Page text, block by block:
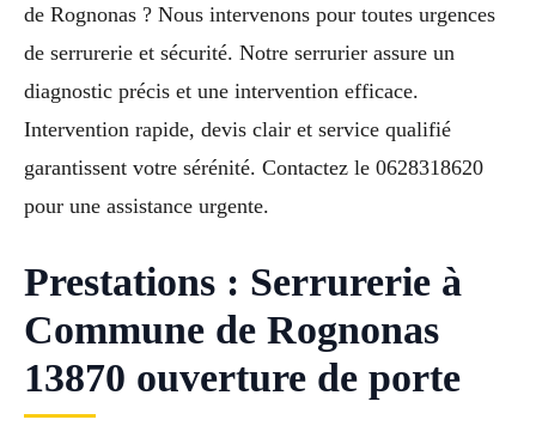
de Rognonas ? Nous intervenons pour toutes urgences
de serrurerie et sécurité. Notre serrurier assure un
diagnostic précis et une intervention efficace.
Intervention rapide, devis clair et service qualifié
garantissent votre sérénité. Contactez le 0628318620
pour une assistance urgente.
Prestations : Serrurerie à
Commune de Rognonas
13870 ouverture de porte